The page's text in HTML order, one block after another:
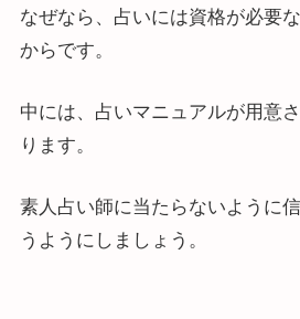
なぜなら、占いには資格が必要
からです。
中には、占いマニュアルが用意
ります。
素人占い師に当たらないように
うようにしましょう。